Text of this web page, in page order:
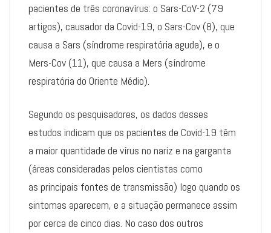
pacientes de três coronavírus: o Sars-CoV-2 (79
artigos), causador da Covid-19, o Sars-Cov (8), que
causa a Sars (síndrome respiratória aguda), e o
Mers-Cov (11), que causa a Mers (síndrome
respiratória do Oriente Médio).
Segundo os pesquisadores, os dados desses
estudos indicam que os pacientes de Covid-19 têm
a maior quantidade de vírus no nariz e na garganta
(áreas consideradas pelos cientistas como
as principais fontes de transmissão) logo quando os
sintomas aparecem, e a situação permanece assim
por cerca de cinco dias. No caso dos outros